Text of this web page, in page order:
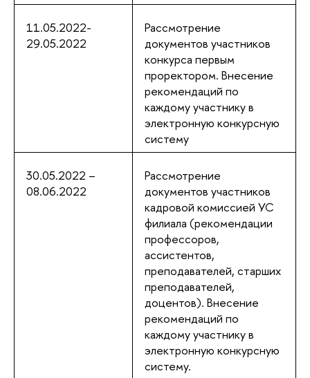
11.05.2022-
29.05.2022
Рассмотрение
документов участников
конкурса первым
проректором. Внесение
рекомендаций по
каждому участнику в
электронную конкурсную
систему
30.05.2022 –
08.06.2022
Рассмотрение
документов участников
кадровой комиссией УС
филиала (рекомендации
профессоров,
ассистентов,
преподавателей, старших
преподавателей,
доцентов). Внесение
рекомендаций по
каждому участнику в
электронную конкурсную
систему.